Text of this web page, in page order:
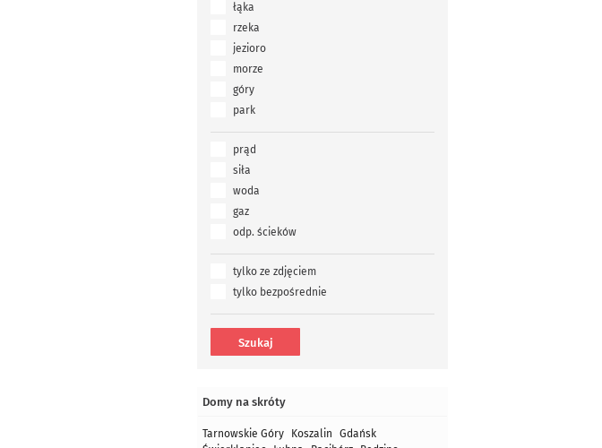
łąka
rzeka
jezioro
morze
góry
park
prąd
siła
woda
gaz
odp. ścieków
tylko ze zdjęciem
tylko bezpośrednie
Domy na skróty
Tarnowskie Góry Koszalin
Gdańsk